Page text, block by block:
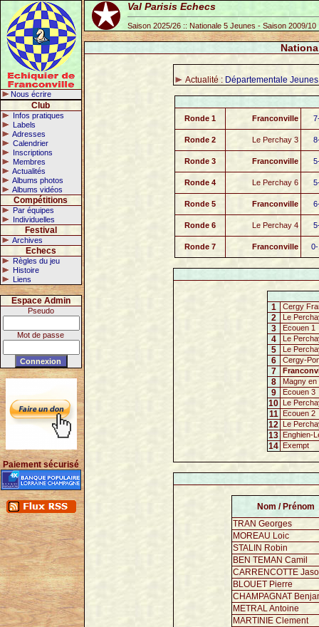
Nous écrire
Club
Infos pratiques
Labels
Adresses
Calendrier
Inscriptions
Membres
Actualités
Albums photos
Albums vidéos
Compétitions
Par équipes
Individuelles
Festival
Archives
Echecs
Règles du jeu
Histoire
Liens
Espace Admin
Pseudo
Mot de passe
Paiement sécurisé
Val Parisis Echecs
Saison 2025/26 :: Nationale 5 Jeunes - Saison 2009/10
Actualité : Départementale Jeunes
Ronde 1 Franconville
Ronde 2 Le Perchay 3
Ronde 3 Franconville
Ronde 4 Le Perchay 6
Ronde 5 Franconville
Ronde 6 Le Perchay 4
Ronde 7 Franconville
1 Cergy
2 Le
3 Ecouen 1
4 Le
5 Le
6 Cergy-
7
8 Magny en
9 Ecouen 3
10 Le
11 Ecouen 2
12 Le
13 Enghien-
14 Exempt
Nom / Prénom
TRAN Georges
MOREAU Loic
STALIN Robin
BEN TEMAN Camil
CARRENCOTTE
BLOUET Pierre
CHAMPAGNAT
METRAL Antoine
MARTINIE Clement